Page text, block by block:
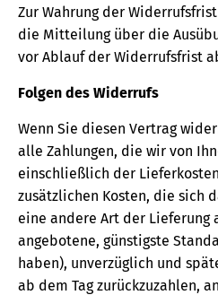
Zur Wahrung der
die Mitteilung über die
vor Ablauf der Widerrufsfrist
Folgen des Widerrufs
Wenn Sie diesen Vertrag
alle Zahlungen, die wir von
einschließlich der
zusätzlichen Kosten, die sich
eine andere Art der Lieferung
angebotene, günstigste
haben), unverzüglich und
ab dem Tag zurückzuzahlen,